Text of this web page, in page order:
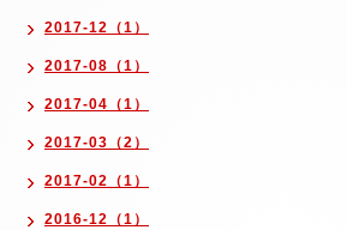
2017-12（1）
2017-08（1）
2017-04（1）
2017-03（2）
2017-02（1）
2016-12（1）